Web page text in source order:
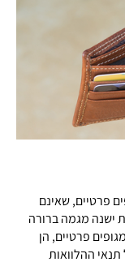
פרטיים, שאינם
ישנה מגמה ברורה
פרטיים, הן
ההלוואות